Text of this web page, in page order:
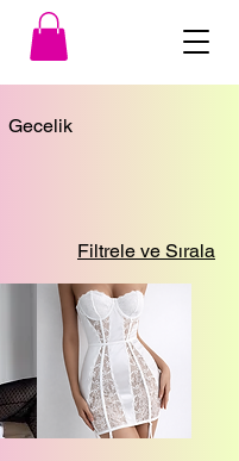
Gecelik
Filtrele ve Sırala